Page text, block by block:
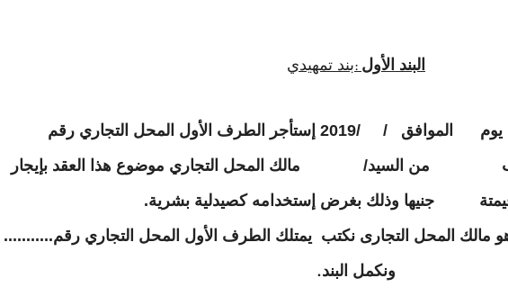
البند الأول :بند تمهيدي
بموجب عقد إيجار مؤرخ في يوم الموافق / /2019 إستأجر الطرف الأول المحل التجاري رقم
ب من السيد/ مالك المحل التجاري موضوع هذا العقد بإيجار
جنيها وذلك بغرض إستخدامه كصيدلية بشرية.
مالك المحل التجارى نكتب يمتلك الطرف الأول المحل التجاري رقم...........
ونكمل البند.